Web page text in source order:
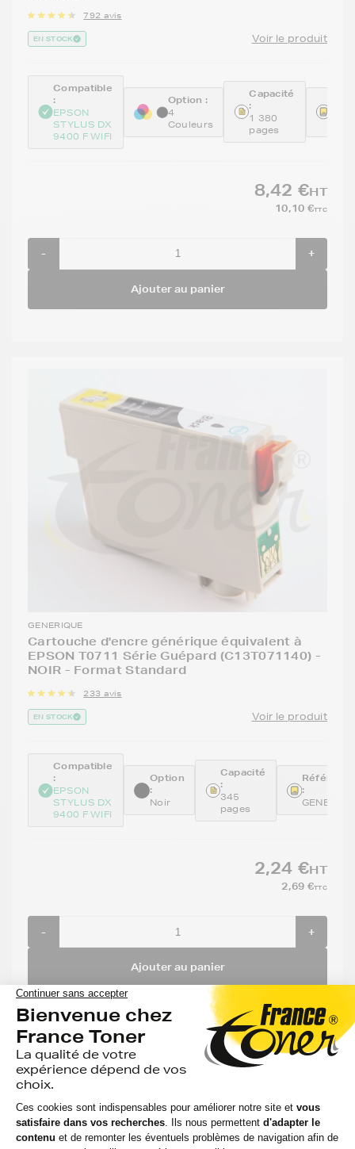
792 avis
EN STOCK Voir le produit
Compatible
:
EPSON
STYLUS DX
9400 F WIFI
Option :
4
Couleurs
Capacité
:
1 380
pages
8,42 €HT
10,10 €TTC
- +
Ajouter au panier
GENERIQUE
Cartouche d'encre générique équivalent à
EPSON T0711 Série Guépard (C13T071140) -
NOIR - Format Standard
233 avis
EN STOCK Voir le produit
Compatible
:
EPSON
STYLUS DX
9400 F WIFI
Option
:
Noir
Capacité
:
345
pages
:
GENE711
2,24 €HT
2,69 €TTC
- +
Ajouter au panier